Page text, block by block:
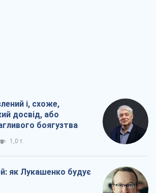
і, схоже,
досвід, або
боягузтва
1,0 т.
як Лукашенко будує